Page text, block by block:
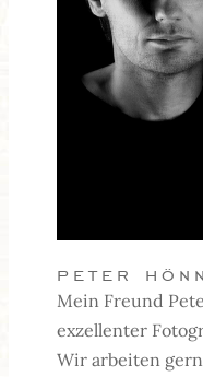
peter
Mein Freund
exzellenter
Wir arbeiten